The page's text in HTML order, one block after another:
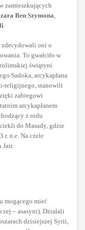
zamieszkujących
Ben Szymona,
.
zdecydowali oni o
To gwałciło w
świątyni
Sadoka, arcykapłana
religijnego, stanowili
zabiegowi
arcykapłanem
z rodu
do Masady, gdzie
r. n.e. Na czele
Jair.
mogącego mieć
– asasyni). Działali
dzisiejszej Syrii,